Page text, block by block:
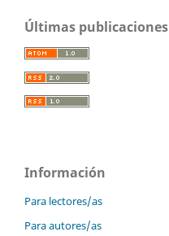
Últimas publicaciones
Información
Para lectores/as
Para autores/as